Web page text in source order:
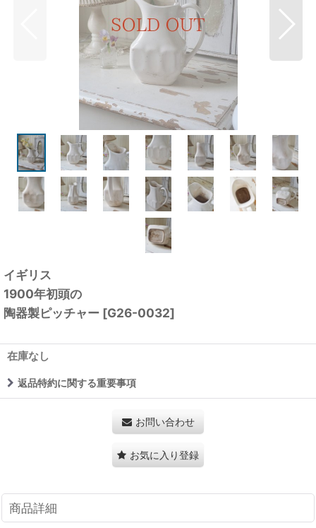
イギリス
1900年初頭の
陶器製ピッチャー [G26-0032]
在庫なし
返品特約に関する重要事項
お問い合わせ
お気に入り登録
商品詳細